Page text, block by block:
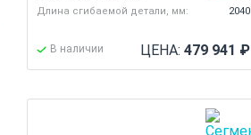
Длина сгибаемой детали, мм:
2040
В наличии ЦЕНА: 479 941 ₽